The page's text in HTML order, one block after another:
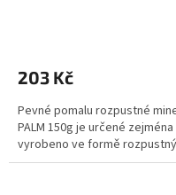
203 Kč
Pevné pomalu rozpustné
PALM 150g je určené
vyrobeno ve formě